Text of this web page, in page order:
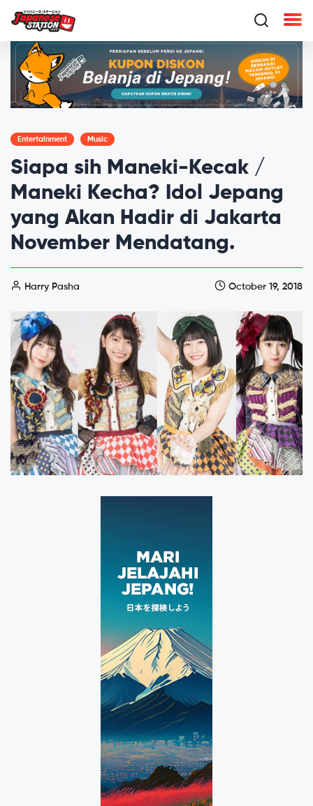
Entertainment Music
Siapa sih Maneki-Kecak /
Maneki Kecha? Idol Jepang
yang Akan Hadir di Jakarta
November Mendatang.
Harry Pasha October 19, 2018